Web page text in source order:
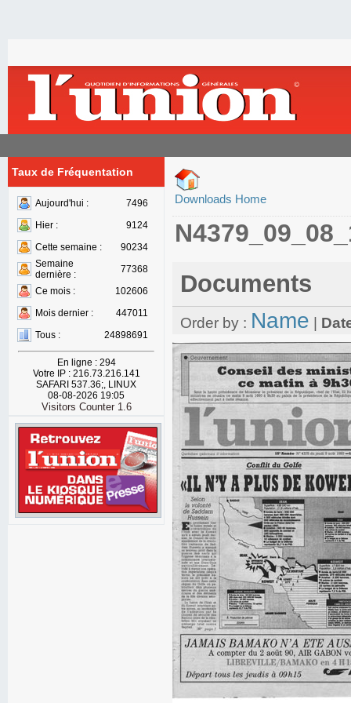
Taux de Fréquentation
Aujourd'hui :
7496
Hier :
9124
Cette semaine :
90234
Semaine
dernière :
77368
Ce mois :
102606
Mois dernier :
447011
Tous :
24898691
En ligne : 294
Votre IP : 216.73.216.141
SAFARI 537.36;, LINUX
08-08-2026 19:05
Visitors Counter 1.6
Downloads Home
Documents
Order by : Name